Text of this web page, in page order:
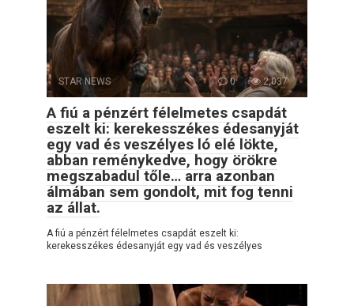
STAR NEWS 0 2,037
A fiú a pénzért félelmetes csapdát
eszelt ki: kerekesszékes édesanyját
egy vad és veszélyes ló elé lökte,
abban reménykedve, hogy örökre
megszabadul tőle… arra azonban
álmában sem gondolt, mit fog tenni
az állat.
A fiú a pénzért félelmetes csapdát eszelt ki:
kerekesszékes édesanyját egy vad és veszélyes